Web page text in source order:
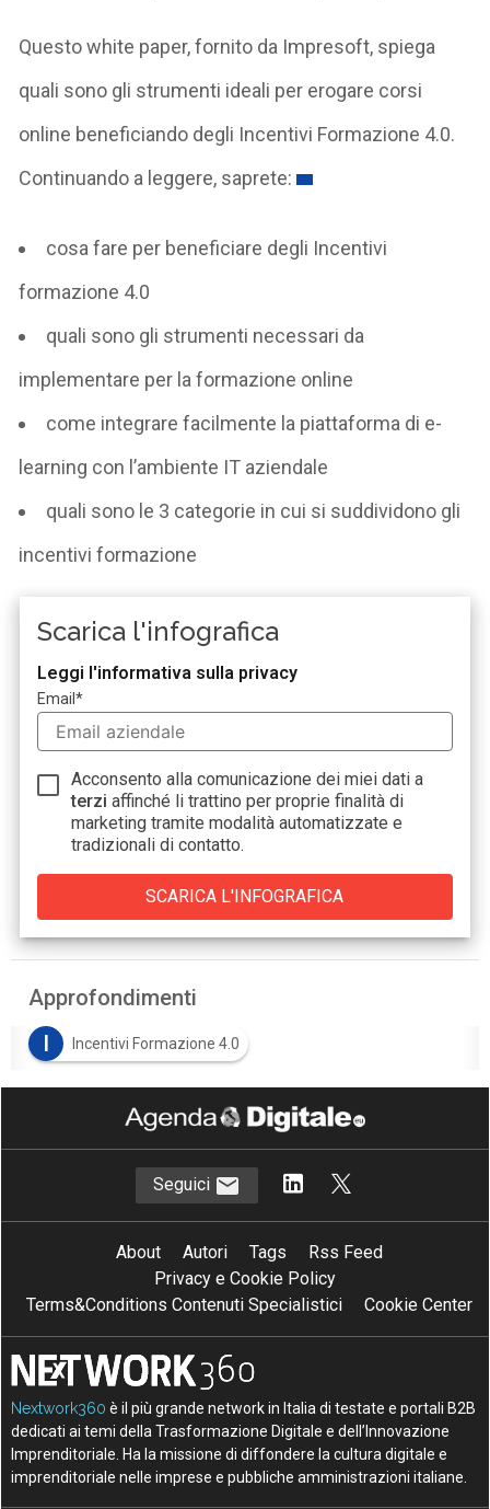
Questo white paper, fornito da Impresoft, spiega
quali sono gli strumenti ideali per erogare corsi
online beneficiando degli Incentivi Formazione 4.0.
Continuando a leggere, saprete:
cosa fare per beneficiare degli Incentivi
formazione 4.0
quali sono gli strumenti necessari da
implementare per la formazione online
come integrare facilmente la piattaforma di e-
learning con l’ambiente IT aziendale
quali sono le 3 categorie in cui si suddividono gli
incentivi formazione
Scarica l'infografica
Leggi l'informativa sulla privacy
Email*
Acconsento alla comunicazione dei miei dati a
terzi affinché li trattino per proprie finalità di
marketing tramite modalità automatizzate e
tradizionali di contatto.
Approfondimenti
I
Incentivi Formazione 4.0
Seguici
About Autori Tags
Rss Feed
Privacy e Cookie Policy
Terms&Conditions Contenuti Specialistici
Cookie Center
Nextwork360 è il più grande network in Italia di testate e portali B2B
dedicati ai temi della Trasformazione Digitale e dell’Innovazione
Imprenditoriale. Ha la missione di diffondere la cultura digitale e
imprenditoriale nelle imprese e pubbliche amministrazioni italiane.